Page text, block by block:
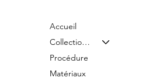
Accueil
Collection & Tarifs
Procédure
Matériaux